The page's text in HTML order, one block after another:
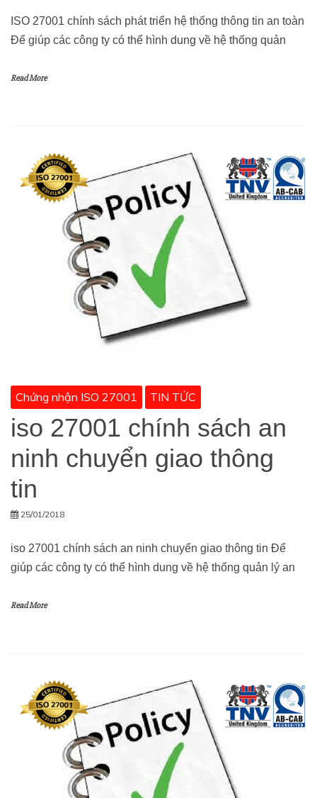
ISO 27001 chính sách phát triển hệ thống thông tin an toàn
Để giúp các công ty có thể hình dung về hệ thống quản
Read More
Chứng nhận ISO 27001 TIN TỨC
iso 27001 chính sách an
ninh chuyển giao thông
tin
25/01/2018
iso 27001 chính sách an ninh chuyển giao thông tin Để
giúp các công ty có thể hình dung về hệ thống quản lý an
Read More